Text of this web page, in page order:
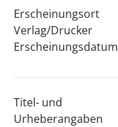
Erscheinungsort
Verlag/Drucker
Erscheinungsdatum
Titel- und
Urheberangaben